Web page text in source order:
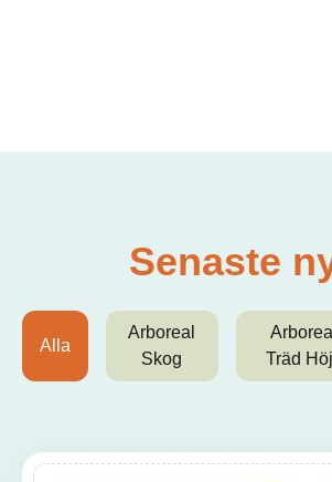
Senaste
Alla
Arboreal
Skog
Arboreal
Träd